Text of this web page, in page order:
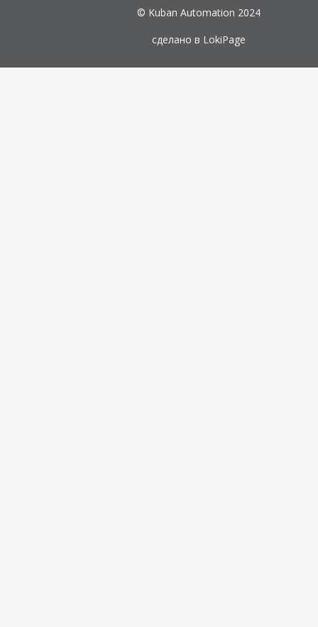
© Kuban Automation 2024
сделано в LokiPage